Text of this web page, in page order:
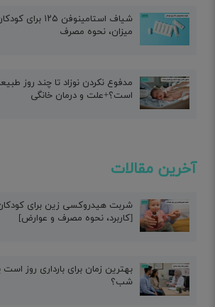
شیاف استامینوفن ۱۲۵ برای
میزان، نحوه مصرف
مدفوع نکردن نوزاد تا چند روز
است؟+علت و درمان خانگی
آخرین مقالات
شربت هیدروکسی زین برای
[کاربرد، نحوه مصرف و عوارض]
بهترین زمان برای بارداری روز است
شب؟